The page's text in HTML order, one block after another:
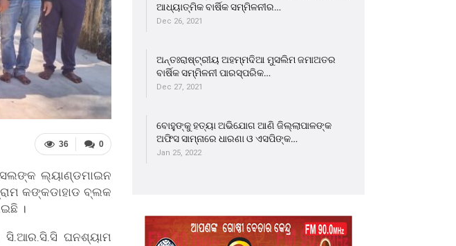
0
36
ଲ୍ୟାଣ୍ଡମାଇନ
କଙ୍କଡାହାଡ ବ୍ଲକ
।
ଘନଶ୍ୟାମ
ଆଧ୍ୟାତ୍ମିକ ବାର୍ଷିକ ସମ୍ମିଳନୀର…
Dec 26, 2021
ଅନ୍ତଃରାଷ୍ଟ୍ରୀୟ ଅହମ୍ମଦିଆ ମୁସଲିମ ଜମାଅତର
ବାର୍ଷିକ ସମ୍ମିଳନୀ ପାରସ୍ପରିକ…
Dec 27, 2021
ବୋହୁଙ୍କୁ ହତ୍ୟା ଅଭିଯୋଗ ଆଣି ଜିଲ୍ଲାପାଳଙ୍କ
ଅଫିସ ସାମ୍ନାରେ ଧାରଣା ଓ ଏସପିଙ୍କ…
Jan 25, 2022